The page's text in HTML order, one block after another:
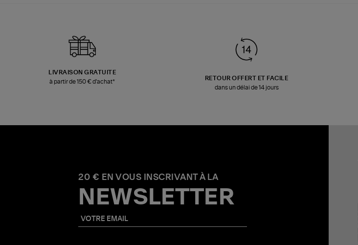
LIVRAISON GRATUITE
à partir de 150 € d'achat*
RETOUR OFFERT ET FACILE
dans un délai de 14 jours
20 € EN VOUS INSCRIVANT À LA
NEWSLETTER